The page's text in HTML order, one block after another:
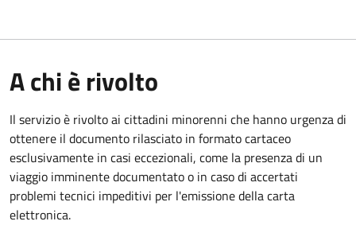
A chi è rivolto
Il servizio è rivolto ai cittadini minorenni che hanno urgenza di
ottenere il documento rilasciato in formato cartaceo
esclusivamente in casi eccezionali, come la presenza di un
viaggio imminente documentato o in caso di accertati
problemi tecnici impeditivi per l'emissione della carta
elettronica.